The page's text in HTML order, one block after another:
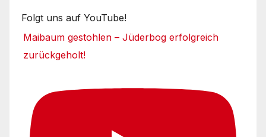
Folgt uns auf YouTube!
Maibaum gestohlen – Jüderbog erfolgreich
zurückgeholt!